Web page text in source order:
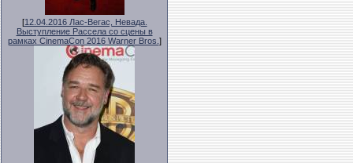
[12.04.2016 Лас-Вегас, Невада.
Выступление Рассела со сцены в
рамках CinemaCon 2016 Warner Bros. ]